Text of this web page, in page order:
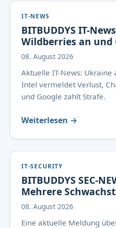
IT-NEWS
BITBUDDYS IT-
Wildberries an und
08. August 2026
Aktuelle IT-News:
Intel vermeldet Verlust,
und Google zahlt Strafe.
Weiterlesen →
IT-SECURITY
BITBUDDYS SEC-
Mehrere
08. August 2026
Eine aktuelle Meldung